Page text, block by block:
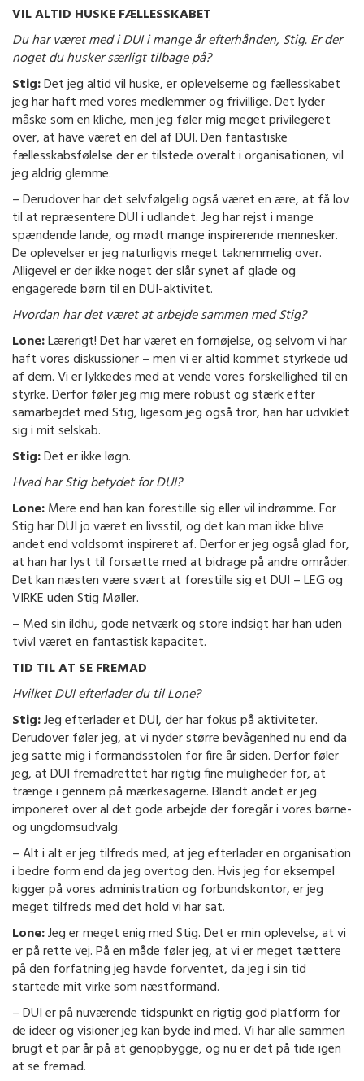
VIL ALTID HUSKE FÆLLESSKABET
Du har været med i DUI i mange år efterhånden, Stig. Er der
noget du husker særligt tilbage på?
Stig:Det jeg altid vil huske, er oplevelserne og fællesskabet
jeg har haft med vores medlemmer og frivillige. Det lyder
måske som en kliche, men jeg føler mig meget privilegeret
over, at have været en del af DUI. Den fantastiske
fællesskabsfølelse der er tilstede overalt i organisationen, vil
jeg aldrig glemme.
– Derudover har det selvfølgelig også været en ære, at få lov
til at repræsentere DUI i udlandet. Jeg har rejst i mange
spændende lande, og mødt mange inspirerende mennesker.
De oplevelser er jeg naturligvis meget taknemmelig over.
Alligevel er der ikke noget der slår synet af glade og
engagerede børn til en DUI-aktivitet.
Hvordan har det været at arbejde sammen med Stig?
Lone:Lærerigt! Det har været en fornøjelse, og selvom vi har
haft vores diskussioner – men vi er altid kommet styrkede ud
af dem. Vi er lykkedes med at vende vores forskellighed til en
styrke. Derfor føler jeg mig mere robust og stærk efter
samarbejdet med Stig, ligesom jeg også tror, han har udviklet
sig i mit selskab.
Stig:Det er ikke løgn.
Hvad har Stig betydet for DUI?
Lone:Mere end han kan forestille sig eller vil indrømme. For
Stig har DUI jo været en livsstil, og det kan man ikke blive
andet end voldsomt inspireret af. Derfor er jeg også glad for,
at han har lyst til forsætte med at bidrage på andre områder.
Det kan næsten være svært at forestille sig et DUI – LEG og
VIRKE uden Stig Møller.
– Med sin ildhu, gode netværk og store indsigt har han uden
tvivl været en fantastisk kapacitet.
TID TIL AT SE FREMAD
Hvilket DUI efterlader du til Lone?
Stig:Jeg efterlader et DUI, der har fokus på aktiviteter.
Derudover føler jeg, at vi nyder større bevågenhed nu end da
jeg satte mig i formandsstolen for fire år siden. Derfor føler
jeg, at DUI fremadrettet har rigtig fine muligheder for, at
trænge i gennem på mærkesagerne. Blandt andet er jeg
imponeret over al det gode arbejde der foregår i vores børne-
og ungdomsudvalg.
– Alt i alt er jeg tilfreds med, at jeg efterlader en organisation
i bedre form end da jeg overtog den. Hvis jeg for eksempel
kigger på vores administration og forbundskontor, er jeg
meget tilfreds med det hold vi har sat.
Lone:Jeg er meget enig med Stig. Det er min oplevelse, at vi
er på rette vej. På en måde føler jeg, at vi er meget tættere
på den forfatning jeg havde forventet, da jeg i sin tid
startede mit virke som næstformand.
– DUI er på nuværende tidspunkt en rigtig god platform for
de ideer og visioner jeg kan byde ind med. Vi har alle sammen
brugt et par år på at genopbygge, og nu er det på tide igen
at se fremad.